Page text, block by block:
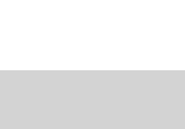
de tela